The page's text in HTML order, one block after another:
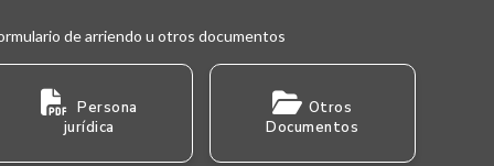
de arriendo u otros documentos
Persona
jurídica
Otros
Documentos